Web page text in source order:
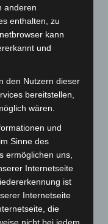
anderen
enthalten, zu
kann
und
den Nutzern dieser
bereitstellen,
wären.
und
Sinne des
ermöglichen uns,
Internetseite
ist
Internetseite
die